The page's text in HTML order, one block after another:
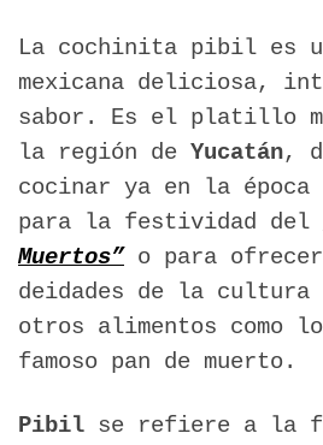
La cochinita pibil es
mexicana deliciosa,
sabor. Es el platillo
la región de Yucatán,
cocinar ya en la época
para la festividad del
Muertos” o para
deidades de la cultura
otros alimentos como
famoso pan de muerto.
Pibil se refiere a la